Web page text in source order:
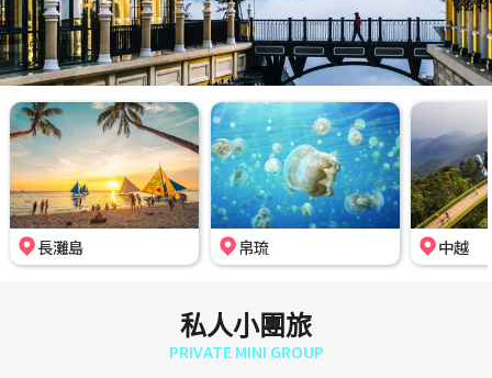
長灘島 帛琉 中越
私人小團旅
PRIVATE MINI GROUP